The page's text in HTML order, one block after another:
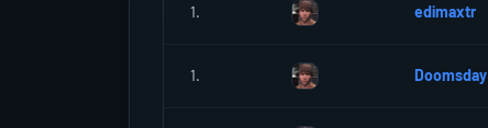
1. edimaxtr
1. Doomsday